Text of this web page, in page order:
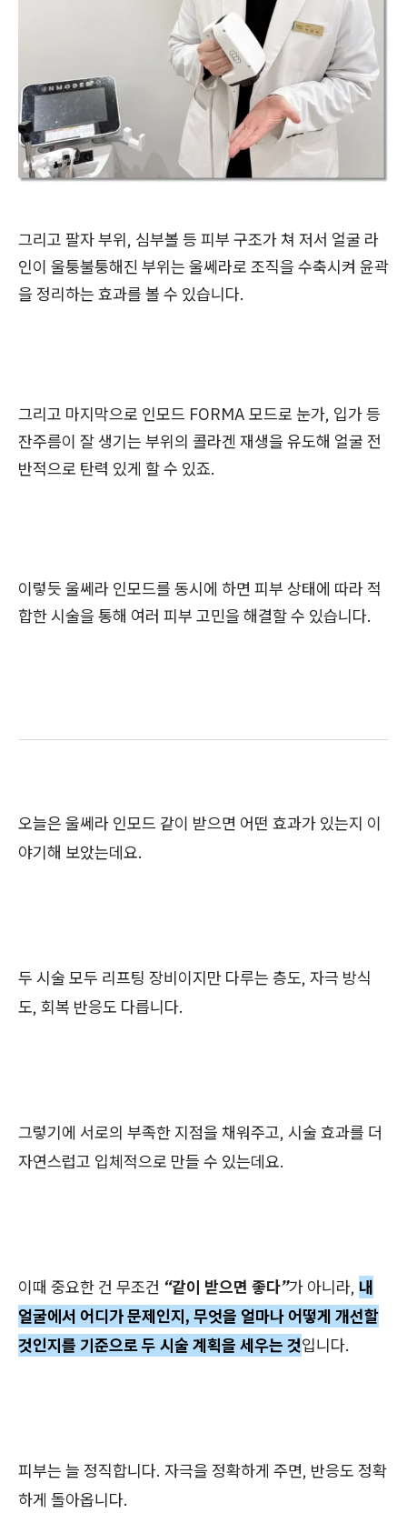
그리고 팔자 부위, 심부볼 등 피부 구조가 쳐 저서 얼굴 라
인이 울퉁불퉁해진 부위는 울쎄라로 조직을 수축시켜 윤곽
을 정리하는 효과를 볼 수 있습니다.
그리고 마지막으로 인모드 FORMA 모드로 눈가, 입가 등
잔주름이 잘 생기는 부위의 콜라겐 재생을 유도해 얼굴 전
반적으로 탄력 있게 할 수 있죠.
이렇듯 울쎄라 인모드를 동시에 하면 피부 상태에 따라 적
합한 시술을 통해 여러 피부 고민을 해결할 수 있습니다.
오늘은 울쎄라 인모드 같이 받으면 어떤 효과가 있는지 이
야기해 보았는데요.
두 시술 모두 리프팅 장비이지만 다루는 층도, 자극 방식
도, 회복 반응도 다릅니다.
그렇기에 서로의 부족한 지점을 채워주고, 시술 효과를 더
자연스럽고 입체적으로 만들 수 있는데요.
이때 중요한 건 무조건 “같이 받으면 좋다”가 아니라, 내
얼굴에서 어디가 문제인지, 무엇을 얼마나 어떻게 개선할
것인지를 기준으로 두 시술 계획을 세우는 것입니다.
피부는 늘 정직합니다. 자극을 정확하게 주면, 반응도 정확
하게 돌아옵니다.